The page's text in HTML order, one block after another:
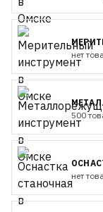
нет
500
нет